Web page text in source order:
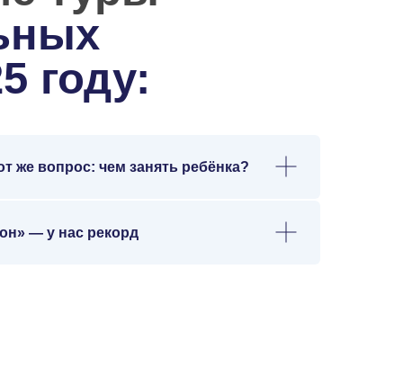
же вопрос: чем занять ребёнка?
— у нас рекорд